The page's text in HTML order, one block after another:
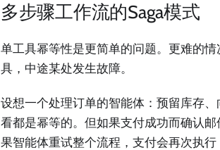
多步骤工作流的Saga模式
单工具幂等性是更简单的问题。更难的
具，中途某处发生故障。
设想一个处理订单的智能体：预留库存
看都是幂等的。但如果支付成功而确认
果智能体重试整个流程，支付会再次执